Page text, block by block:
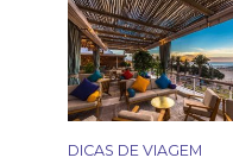
DICAS DE VIAGEM